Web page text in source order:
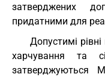
затверджених
придатними для
Допустимі
харчування та
затверджуються